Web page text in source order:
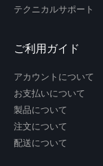
テクニカルサポート
ご利用ガイド
アカウントについて
お支払いについて
製品について
注文について
配送について